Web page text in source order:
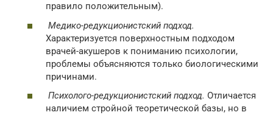
правило положительным).
Медико-редукционистский подход.
Характеризуется поверхностным подходом
врачей-акушеров к пониманию психологии,
проблемы объясняются только биологическими
причинами.
Психолого-редукционистский подход. Отличается
наличием стройной теоретической базы, но в